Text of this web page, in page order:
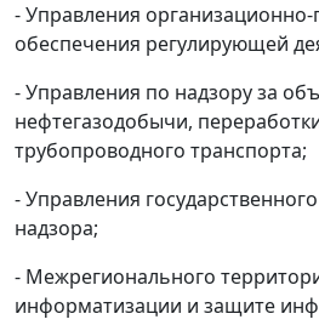
- Управления организационно-
обеспечения регулирующей
- Управления по надзору за
нефтегазодобычи,
трубопроводного транспорта;
- Управления
надзора;
- Межрегионального
информатизации и защите